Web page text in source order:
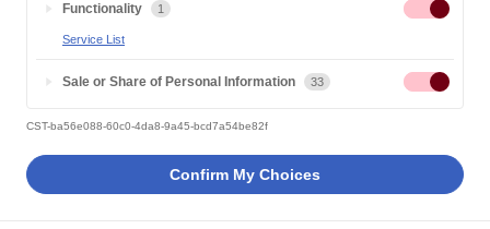
Functionality 1
Service List
Sale or Share of Personal Information 33
CST-ba56e088-60c0-4da8-9a45-bcd7a54be82f
Confirm My Choices
学生から寄せられる授業や履修に関する質問・相談には、授業サ
ポートセンターが迅速かつ丁寧にお答えします。授業サポートセ
ンターには、LA（ラーニングアドバイザー）とTA（ティーチン
グアシスタント）と呼ばれる専門スタッフが所属しています。
LA（ラーニングアドバイザー）